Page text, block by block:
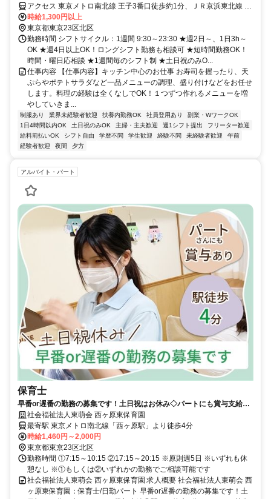
アクセス 東京メトロ南北線 王子3番口徒歩約1分、ＪＲ京浜東北線 王
子北口徒歩約1分、都電荒川線 王子駅前北口徒歩約3分
時給1,300円以上
東京都東京23区北区
勤務時間 シフトサイクル：1週間 9:30～23:30 ★週2日～、1日3h～
OK ★週4日以上OK！ロングシフト勤務も相談可 ★短時間勤務OK！
時間・曜日応相談 ★1週間毎のシフト制 ★土日祝のみO...
仕事内容 【仕事内容】キッチン中心のお仕事 お寿司を握ったり、天
ぷらやポテトサラダなど一品メニューの調理、盛り付けなどをお任せ
します。料理の経験は全くなしでOK！１つずつ作れるメニューを増
やしていきま...
制服あり 業界未経験者歓迎 扶養内勤務OK 社員登用あり
副業・WワークOK
1日4時間以内OK
土日祝のみOK 主婦・主夫歓迎 週1シフト提出
フリーター歓迎
給料前払いOK
シフト自由 学歴不問 学生歓迎 経験不問 未経験者歓迎
午前
経験者歓迎
夜間 夕方
アルバイト・パート
保育士
早番or遅番の勤務の募集です！土日祝はお休み◇パートにも賞与支給◎
駅から徒歩4分★パートの募集♪【東京都北区、西ヶ原駅、保育園、保育
士、非常勤】
社会福祉法人東萌会 西ヶ原東保育園
最寄駅 東京メトロ南北線「西ヶ原駅」より徒歩4分
時給1,460円～2,000円
東京都東京23区北区
勤務時間 ①7:15～10:15 ②17:15～20:15 ※原則週5日 ※いずれも休
憩なし ※①もしくは②いずれかの勤務でご相談可能です
社会福祉法人東萌会 西ヶ原東保育園 求人概要 社会福祉法人東萌会 西
ヶ原東保育園：保育士/日勤パート 早番or遅番の勤務の募集です！土